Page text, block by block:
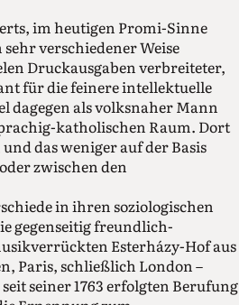
im heutigen Promi-Sinne
verschiedener Weise
Druckausgaben verbreiteter,
für die feinere intellektuelle
dagegen als volksnaher Mann
katholischen Raum. Dort
das weniger auf der Basis
zwischen den
in ihren soziologischen
gegenseitig freundlich-
Esterházy-Hof aus
Paris, schließlich London –
seiner 1763 erfolgten Berufung